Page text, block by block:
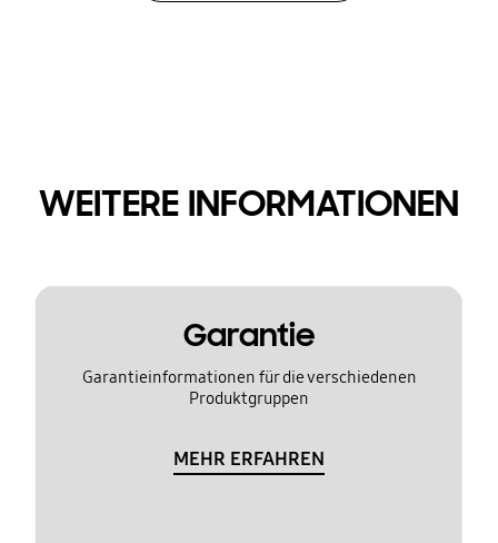
WEITERE INFORMATIONEN
Garantie
Garantieinformationen für die verschiedenen
Produktgruppen
MEHR ERFAHREN